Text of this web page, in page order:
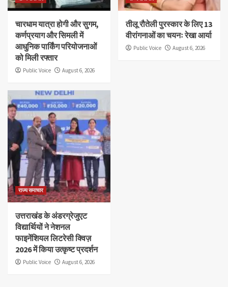
चारधाम यात्रा होगी और सुगम,
कर्णप्रयाग और सिमली में
आधुनिक पार्किंग परियोजनाओं
को मिली रफ्तार
Public Voice August 6, 2026
तीलू रौतेली पुरस्कार के लिए 13
वीरांगनाओं का चयनः रेखा आर्या
Public Voice August 6, 2026
राज्य समाचार
उत्तराखंड के अंडरग्रेजुएट
विद्यार्थियों ने नेशनल
फाइनेंशियल लिटरेसी क्विज़
2026 में किया उत्कृष्ट प्रदर्शन
Public Voice August 6, 2026